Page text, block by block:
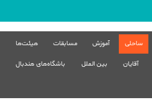
ساحلی آموزش مسابقات هیئت‌ها
آقایان بین الملل باشگاه‌های هندبال